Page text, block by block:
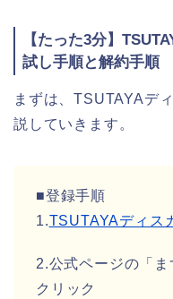
【たった3分】
試し手順と解約手順
まずは、TSUTAYAデ
説していきます。
■登録手順
1.TSUTAYAディス
2.公式ページの「
クリック